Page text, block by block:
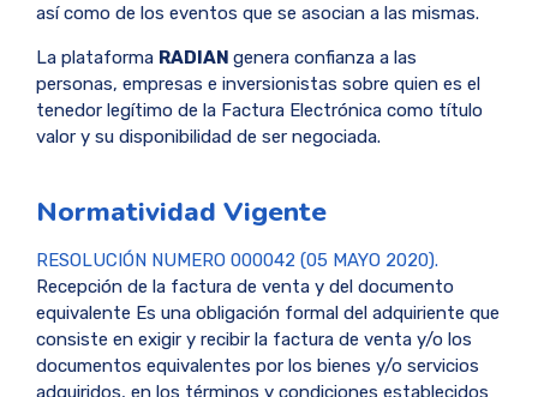
así como de los eventos que se asocian a las mismas.
La plataforma RADIAN genera confianza a las
personas, empresas e inversionistas sobre quien es el
tenedor legítimo de la Factura Electrónica como título
valor y su disponibilidad de ser negociada.
Normatividad Vigente
RESOLUCIÓN NUMERO 000042 (05 MAYO 2020).
Recepción de la factura de venta y del documento
equivalente Es una obligación formal del adquiriente que
consiste en exigir y recibir la factura de venta y/o los
documentos equivalentes por los bienes y/o servicios
adquiridos, en los términos y condiciones establecidos